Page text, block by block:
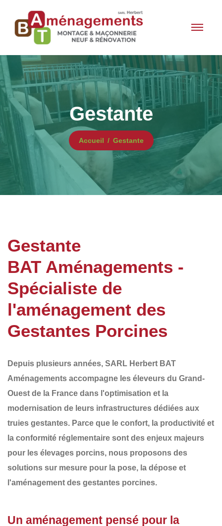
Gestante
Accueil Gestante
Gestante
BAT Aménagements -
Spécialiste de
l'aménagement des
Gestantes Porcines
Depuis plusieurs années, SARL Herbert BAT
Aménagements accompagne les éleveurs du Grand-
Ouest de la France dans l'optimisation et la
modernisation de leurs infrastructures dédiées aux
truies gestantes. Parce que le confort, la productivité et
la conformité réglementaire sont des enjeux majeurs
pour les élevages porcins, nous proposons des
solutions sur mesure pour la pose, la dépose et
l'aménagement des gestantes porcines.
Un aménagement pensé pour la